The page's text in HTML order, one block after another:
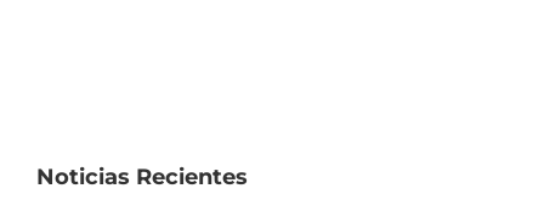
Noticias Recientes